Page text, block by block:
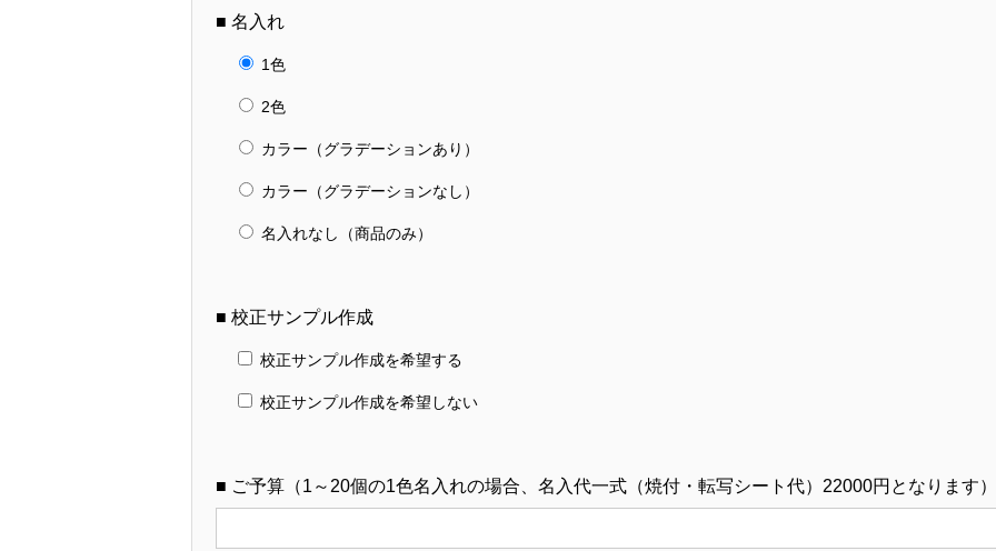
■ 名入れ
1色
2色
カラー（グラデーションあり）
カラー（グラデーションなし）
名入れなし（商品のみ）
■ 校正サンプル作成
校正サンプル作成を希望する
校正サンプル作成を希望しない
■ ご予算（1～20個の1色名入れの場合、名入代一式（焼付・転写シート代）22000円となります）